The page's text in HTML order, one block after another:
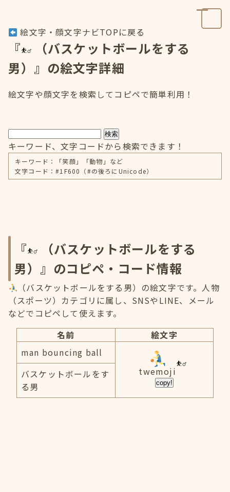
絵文字・顔文字ナビTOPに戻る
『
（バスケットボールをする
男）』の絵文字詳細
絵文字や顔文字を検索してコピペで簡単利用！
検索
キーワード、文字コードから検索できます！
キーワード：「笑顔」「動物」など
文字コード：#1F600（#の後ろにUnicode）
『
（バスケットボールをする
男）』のコピペ・コード情報
（バスケットボールをする男）の絵文字です。人物
（スポーツ）カテゴリに属し、SNSやLINE、メール
などでコピペして使えます。
名前
絵文字
man bouncing ball
twemoji
copy!
バスケットボールをす
る男